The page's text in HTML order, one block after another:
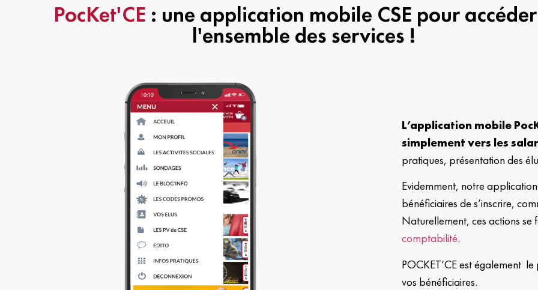
PocKet'CE : une application mobile CSE pour
l'ensemble des services !
L’application mobile
simplement vers les
pratiques, présentation des
Evidemment, notre
bénéficiaires de s’inscrire,
Naturellement, ces actions se
comptabilité.
POCKET’CE est également
vos bénéficiaires.